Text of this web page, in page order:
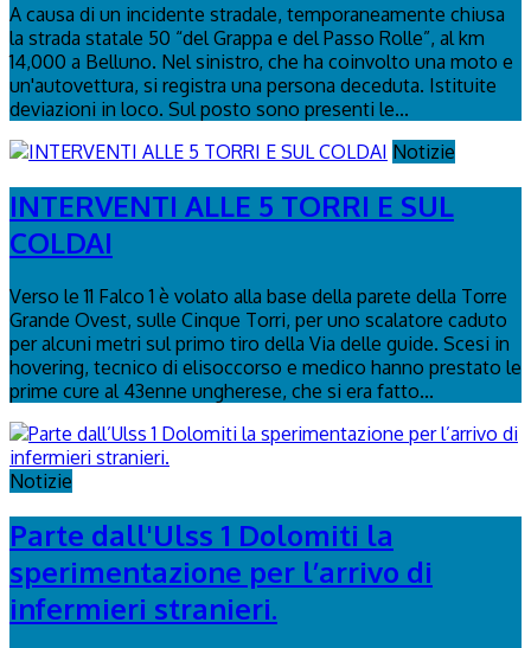
A causa di un incidente stradale, temporaneamente chiusa
la strada statale 50 “del Grappa e del Passo Rolle”, al km
14,000 a Belluno. Nel sinistro, che ha coinvolto una moto e
un'autovettura, si registra una persona deceduta. Istituite
deviazioni in loco. Sul posto sono presenti le...
Notizie
INTERVENTI ALLE 5 TORRI E SUL
COLDAI
Verso le 11 Falco 1 è volato alla base della parete della Torre
Grande Ovest, sulle Cinque Torri, per uno scalatore caduto
per alcuni metri sul primo tiro della Via delle guide. Scesi in
hovering, tecnico di elisoccorso e medico hanno prestato le
prime cure al 43enne ungherese, che si era fatto...
Notizie
Parte dall'Ulss 1 Dolomiti la
sperimentazione per l’arrivo di
infermieri stranieri.